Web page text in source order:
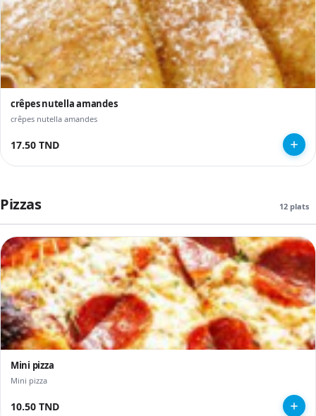
crêpes nutella amandes
crêpes nutella amandes
17.50 TND
Pizzas 12 plats
Mini pizza
Mini pizza
10.50 TND